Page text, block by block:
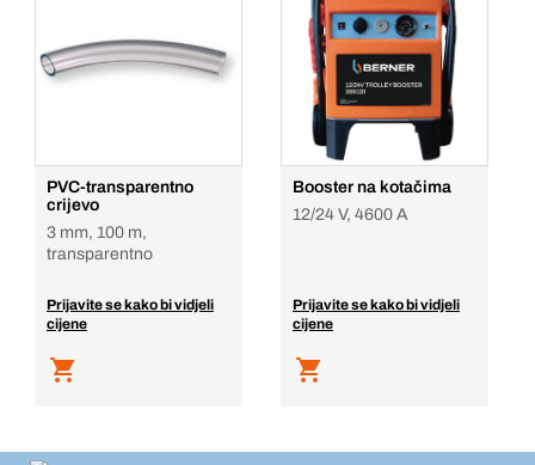
PVC-transparentno
crijevo
3 mm, 100 m,
transparentno
Prijavite se kako bi vidjeli
cijene
Booster na kotačima
12/24 V, 4600 A
Prijavite se kako bi vidjeli
cijene